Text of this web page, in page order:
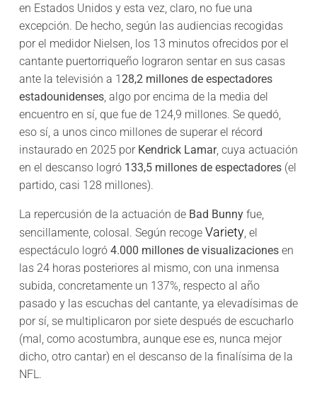
en Estados Unidos y esta vez, claro, no fue una
excepción. De hecho, según las audiencias recogidas
por el medidor Nielsen, los 13 minutos ofrecidos por el
cantante puertorriqueño lograron sentar en sus casas
ante la televisión a 128,2 millones de espectadores
estadounidenses, algo por encima de la media del
encuentro en sí, que fue de 124,9 millones. Se quedó,
eso sí, a unos cinco millones de superar el récord
instaurado en 2025 por Kendrick Lamar, cuya actuación
en el descanso logró 133,5 millones de espectadores(el
partido, casi 128 millones).
La repercusión de la actuación de Bad Bunny fue,
sencillamente, colosal. Según recoge Variety, el
espectáculo logró 4.000 millones de visualizaciones en
las 24 horas posteriores al mismo, con una inmensa
subida, concretamente un 137%, respecto al año
pasado y las escuchas del cantante, ya elevadísimas de
por sí, se multiplicaron por siete después de escucharlo
(mal, como acostumbra, aunque ese es, nunca mejor
dicho, otro cantar) en el descanso de la finalísima de la
NFL.